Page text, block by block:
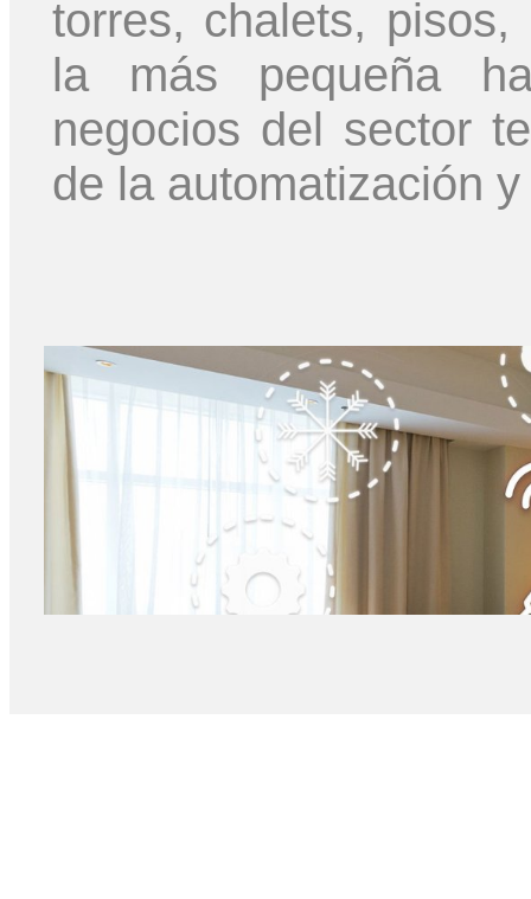
torres, chalets,
la más pequeña
negocios del sector
de la automatización